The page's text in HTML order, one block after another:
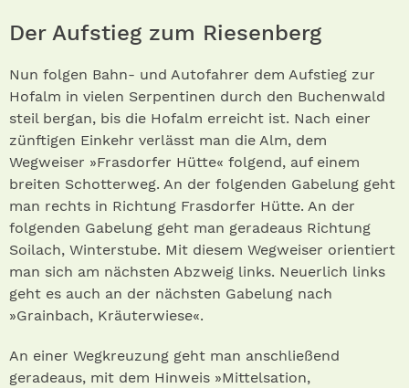
Der Aufstieg zum Riesenberg
Nun folgen Bahn- und Autofahrer dem Aufstieg zur
Hofalm in vielen Serpentinen durch den Buchenwald
steil bergan, bis die Hofalm erreicht ist. Nach einer
zünftigen Einkehr verlässt man die Alm, dem
Wegweiser »Frasdorfer Hütte« folgend, auf einem
breiten Schotterweg. An der folgenden Gabelung geht
man rechts in Richtung Frasdorfer Hütte. An der
folgenden Gabelung geht man geradeaus Richtung
Soilach, Winterstube. Mit diesem Wegweiser orientiert
man sich am nächsten Abzweig links. Neuerlich links
geht es auch an der nächsten Gabelung nach
»Grainbach, Kräuterwiese«.
An einer Wegkreuzung geht man anschließend
geradeaus, mit dem Hinweis »Mittelsation,